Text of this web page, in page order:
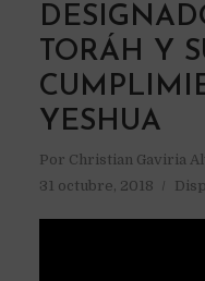
TORÁH Y
YESHUA
Por Christian Gaviria
31 octubre, 2018